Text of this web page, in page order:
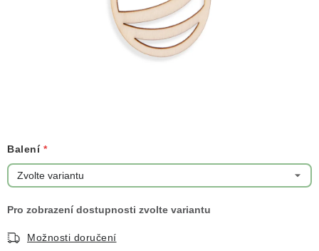
Jak získat lepší ceny?
Balení
Možnosti doručení